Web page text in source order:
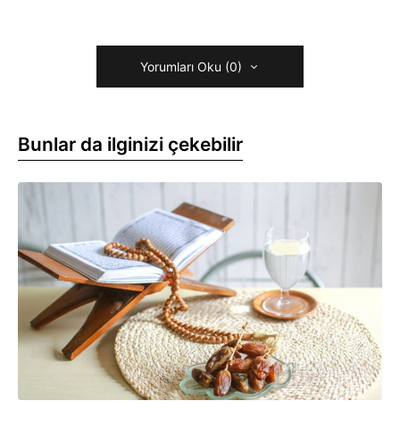
Yorumları Oku (0)
Bunlar da ilginizi çekebilir